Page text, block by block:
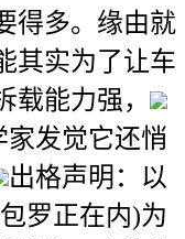
得多。缘由就
其实为了让车
载能力强，
发觉它还悄
出格声明：以
罗正在内)为